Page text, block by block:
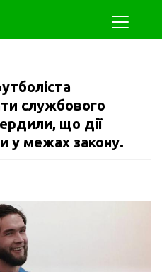
службового
що дії
у межах закону.